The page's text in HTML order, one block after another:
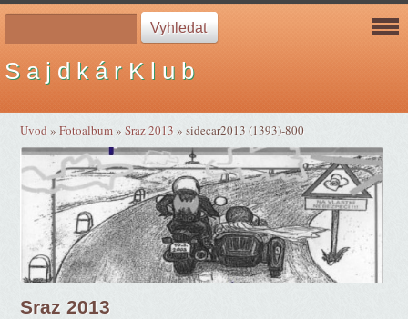
S a j d k á r K l u b
Úvod »Fotoalbum»Sraz 2013 »sidecar2013 (1393)-800
Sraz 2013